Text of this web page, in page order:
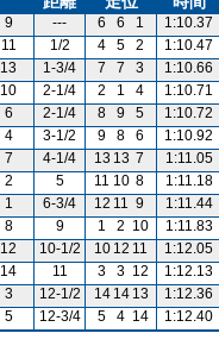
9 --- 6 6 1 1:10.37
11 1/2 4 5 2 1:10.47
13 1-3/4 7 7 3 1:10.66
10 2-1/4 2 1 4 1:10.71
6 2-1/4 8 9 5 1:10.72
4 3-1/2 9 8 6 1:10.92
7 4-1/4 13 13 7 1:11.05
2 5 11 10 8 1:11.18
1 6-3/4 12 11 9 1:11.44
8 9 1 2 10 1:11.83
12 10-1/2 10 12 11 1:12.05
14 11 3 3 12 1:12.13
3 12-1/2 14 14 13 1:12.36
5 12-3/4 5 4 14 1:12.40